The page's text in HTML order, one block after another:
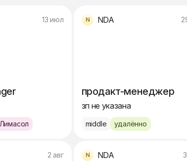
13 июл NDA
продакт-менеджер
зп не указана
middle удалённо
2 авг NDA